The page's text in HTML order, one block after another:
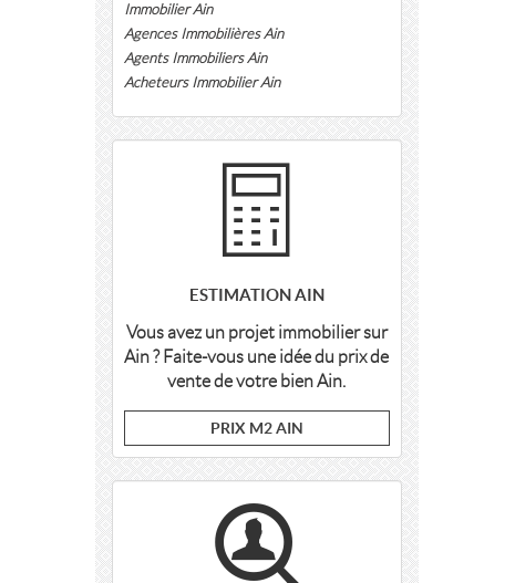
Immobilier Ain
Agences Immobilières Ain
Agents Immobiliers Ain
Acheteurs Immobilier Ain
ESTIMATION AIN
Vous avez un projet immobilier sur
Ain ? Faite-vous une idée du prix de
vente de votre bien Ain.
PRIX M2 AIN